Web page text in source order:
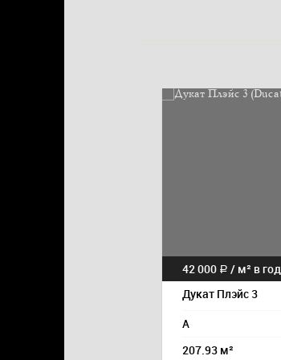
42 000 a / м² в год
Дукат Плэйс 3
A
207.93 м²